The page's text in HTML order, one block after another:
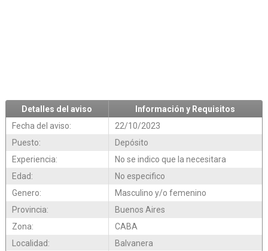
Detalles del aviso
Información y Requisitos
Fecha del aviso:
22/10/2023
Puesto:
Depósito
Experiencia:
No se indico que la necesitara
Edad:
No especifico
Genero:
Masculino y/o femenino
Provincia:
Buenos Aires
Zona:
CABA
Localidad:
Balvanera